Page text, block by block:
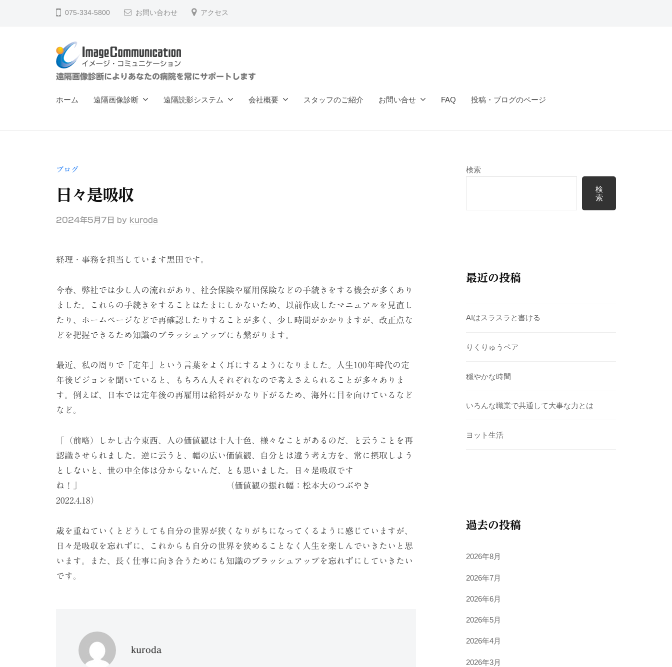
075-334-5800 お問い合わせ アクセス
イ
ミ
ュ
ケ
シ
ン
（
株
）
遠隔画像診断によりあなたの病院を常にサポートします
ホーム 遠隔画像診断 遠隔読影システム 会社概要 スタッフのご紹介 お問い合せ FAQ 投稿・ブログのページ
ブログ
日々是吸収
2024年5月7日 by kuroda
経理・事務を担当しています黒田です。
今春、弊社では少し人の流れがあり、社会保険や雇用保険などの手続きをする機会が多くあり
ました。これらの手続きをすることはたまにしかないため、以前作成したマニュアルを見直し
たり、ホームページなどで再確認したりすることが多く、少し時間がかかりますが、改正点な
どを把握できるため知識のブラッシュアップにも繋がります。
最近、私の周りで「定年」という言葉をよく耳にするようになりました。人生100年時代の定
年後ビジョンを聞いていると、もちろん人それぞれなので考えさえられることが多々ありま
す。例えば、日本では定年後の再雇用は給料がかなり下がるため、海外に目を向けているなど
など。
「（前略）しかし古今東西、人の価値観は十人十色、様々なことがあるのだ、と云うことを再
認識させられました。逆に云うと、幅の広い価値観、自分とは違う考え方を、常に摂取しよう
としないと、世の中全体は分からないんだ、とも思いました。日々是吸収です
ね！」 （価値観の振れ幅：松本大のつぶやき
2022.4.18）
歳を重ねていくとどうしても自分の世界が狭くなりがちになってくるように感じていますが、
日々是吸収を忘れずに、これからも自分の世界を狭めることなく人生を楽しんでいきたいと思
います。また、長く仕事に向き合うためにも知識のブラッシュアップを忘れずにしていきたい
です。
kuroda
検索
検
索
最近の投稿
AIはスラスラと書ける
りくりゅうペア
穏やかな時間
いろんな職業で共通して大事な力とは
ヨット生活
過去の投稿
2026年8月
2026年7月
2026年6月
2026年5月
2026年4月
2026年3月
ジ
ミ
ュ
ケ
（
）